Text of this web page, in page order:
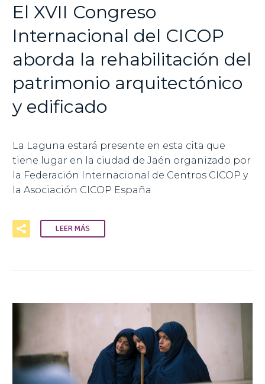
El XVII Congreso
Internacional del CICOP
aborda la rehabilitación del
patrimonio arquitectónico
y edificado
La Laguna estará presente en esta cita que
tiene lugar en la ciudad de Jaén organizado por
la Federación Internacional de Centros CICOP y
la Asociación CICOP España
LEER MÁS